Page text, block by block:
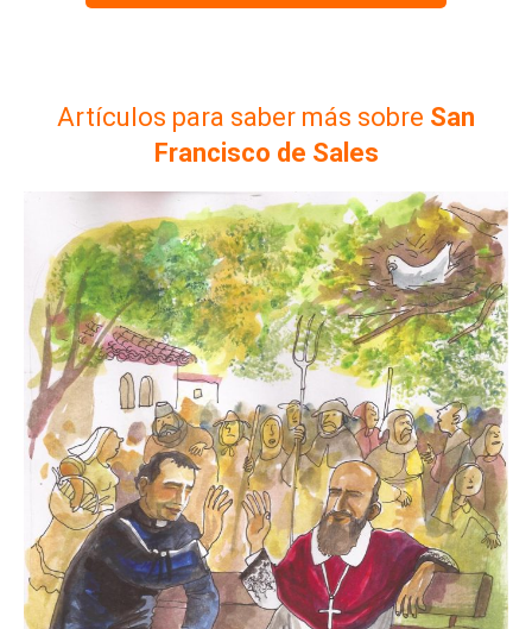
Artículos para saber más sobre San
Francisco de Sales